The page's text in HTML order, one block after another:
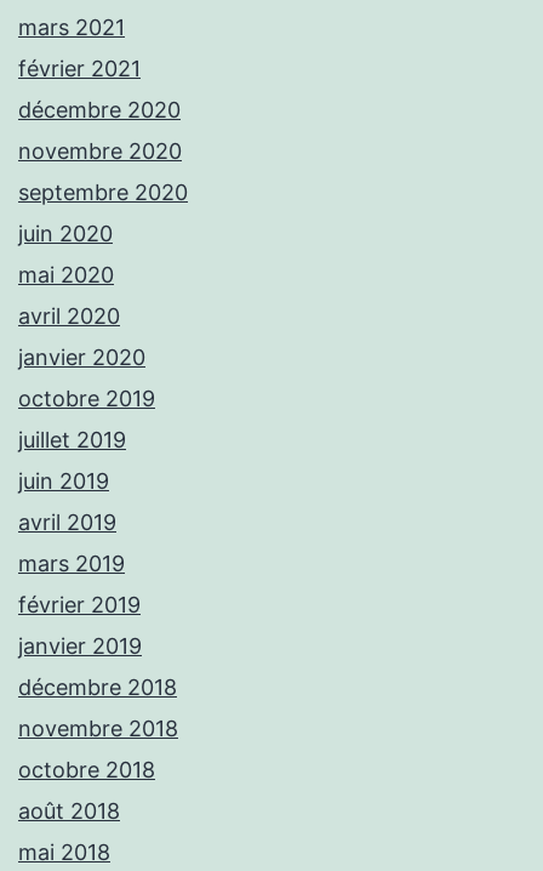
mars 2021
février 2021
décembre 2020
novembre 2020
septembre 2020
juin 2020
mai 2020
avril 2020
janvier 2020
octobre 2019
juillet 2019
juin 2019
avril 2019
mars 2019
février 2019
janvier 2019
décembre 2018
novembre 2018
octobre 2018
août 2018
mai 2018